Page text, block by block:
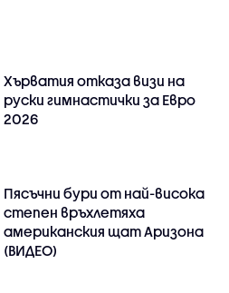
Хърватия отказа визи на
руски гимнастички за Евро
2026
Пясъчни бури от най-висока
степен връхлетяха
американския щат Аризона
(ВИДЕО)